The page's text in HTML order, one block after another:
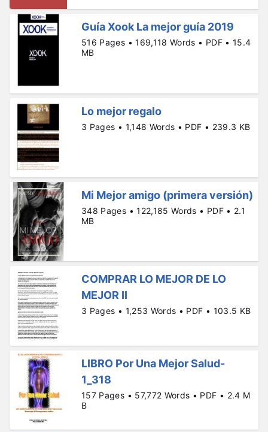
Guía Xook La mejor guía 2019
516 Pages • 169,118 Words • PDF • 15.4
MB
Lo mejor regalo
3 Pages • 1,148 Words • PDF • 239.3 KB
Mi Mejor amigo (primera versión)
348 Pages • 122,185 Words • PDF • 2.1
MB
COMPRAR LO MEJOR DE LO
MEJOR II
3 Pages • 1,253 Words • PDF • 103.5 KB
LIBRO Por Una Mejor Salud-
1_318
157 Pages • 57,772 Words • PDF • 2.4 M
B